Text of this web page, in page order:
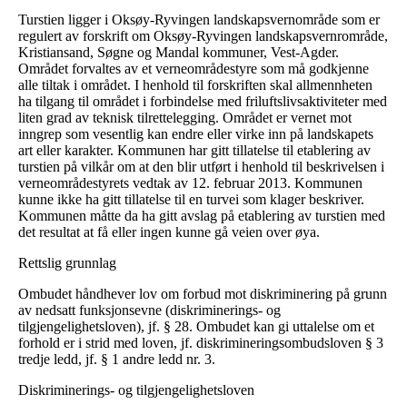
Turstien ligger i Oksøy-Ryvingen landskapsvernområde som er
regulert av forskrift om Oksøy-Ryvingen landskapsvernrområde,
Kristiansand, Søgne og Mandal kommuner, Vest-Agder.
Området forvaltes av et verneområdestyre som må godkjenne
alle tiltak i området. I henhold til forskriften skal allmennheten
ha tilgang til området i forbindelse med friluftslivsaktiviteter med
liten grad av teknisk tilrettelegging. Området er vernet mot
inngrep som vesentlig kan endre eller virke inn på landskapets
art eller karakter. Kommunen har gitt tillatelse til etablering av
turstien på vilkår om at den blir utført i henhold til beskrivelsen i
verneområdestyrets vedtak av 12. februar 2013. Kommunen
kunne ikke ha gitt tillatelse til en turvei som klager beskriver.
Kommunen måtte da ha gitt avslag på etablering av turstien med
det resultat at få eller ingen kunne gå veien over øya.
Rettslig grunnlag
Ombudet håndhever lov om forbud mot diskriminering på grunn
av nedsatt funksjonsevne (diskriminerings- og
tilgjengelighetsloven), jf. § 28. Ombudet kan gi uttalelse om et
forhold er i strid med loven, jf. diskrimineringsombudsloven § 3
tredje ledd, jf. § 1 andre ledd nr. 3.
Diskriminerings- og tilgjengelighetsloven